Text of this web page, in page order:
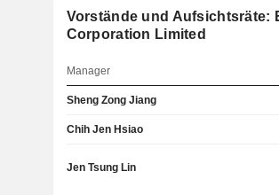
Vorstände und Aufsichtsräte:
Corporation Limited
Manager
Sheng Zong Jiang
Chih Jen Hsiao
Jen Tsung Lin